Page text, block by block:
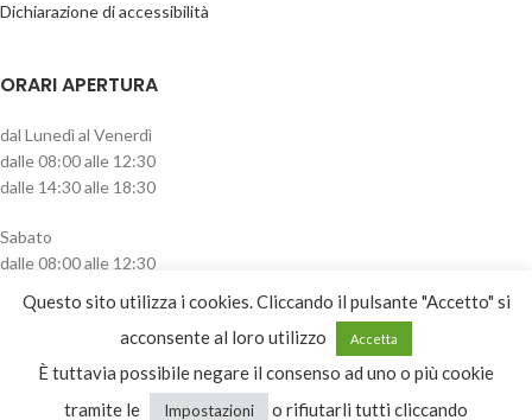
Dichiarazione di accessibilità
ORARI APERTURA
dal Lunedì al Venerdì
dalle 08:00 alle 12:30
dalle 14:30 alle 18:30
Sabato
dalle 08:00 alle 12:30
CATEGORIE PRODOTTO
Ombreggiante
Questo sito utilizza i cookies. Cliccando il pulsante "Accetto" si
acconsente al loro utilizzo
Accetta
È tuttavia possibile negare il consenso ad uno o più cookie
tramite le
Impostazioni o rifiutarli tutti cliccando